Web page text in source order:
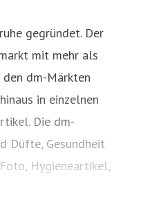
gegründet. Der
mit mehr als
dm-Märkten
in einzelnen
Die dm-
Düfte, Gesundheit
Hygieneartikel,